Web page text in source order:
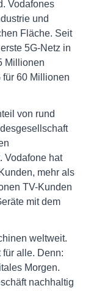
Vodafones
und
Fläche. Seit
5G-Netz in
Millionen
für 60 Millionen
von rund
Vodafone hat
mehr als
TV-Kunden
mit dem
weltweit.
alle. Denn:
Morgen.
nachhaltig